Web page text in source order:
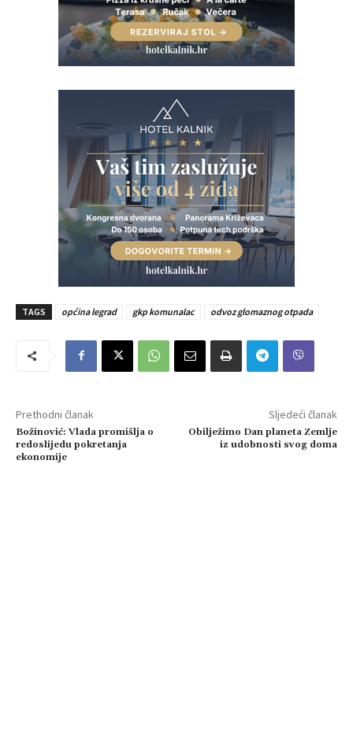
TAGS općina legrad gkp komunalac odvoz glomaznog otpada
Prethodni članak
Božinović: Vlada promišlja o
redoslijedu pokretanja
ekonomije
Sljedeći članak
Obilježimo Dan planeta Zemlje
iz udobnosti svog doma